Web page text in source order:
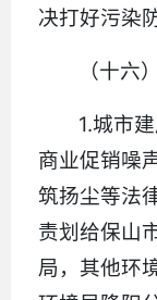
决打好污染
（十六
1.城市
商业促销噪
筑扬尘等法
责划给保山
局，其他环